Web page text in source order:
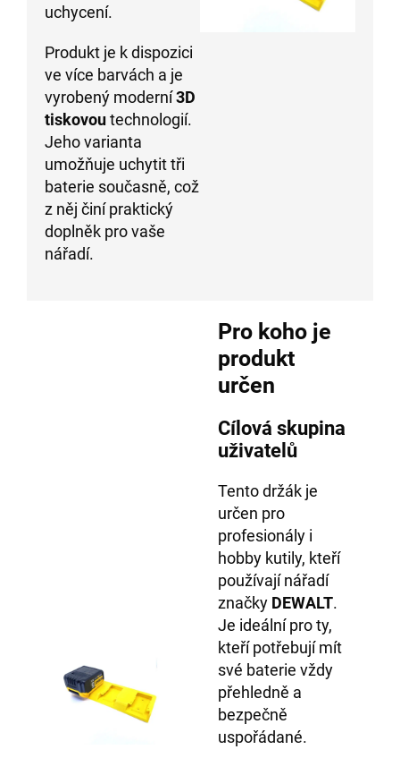
uchycení.
Produkt je k dispozici
ve více barvách a je
vyrobený moderní3D
tiskovoutechnologií.
Jeho varianta
umožňuje uchytit tři
baterie současně, což
z něj činí praktický
doplněk pro vaše
nářadí.
Pro koho je
produkt
určen
Cílová skupina
uživatelů
Tento držák je
určen pro
profesionály i
hobby kutily, kteří
používají nářadí
značky DEWALT.
Je ideální pro ty,
kteří potřebují mít
své baterie vždy
přehledně a
bezpečně
uspořádané.